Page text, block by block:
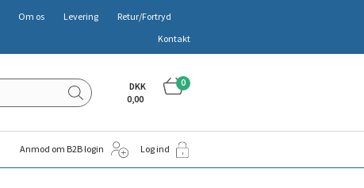
Om os Levering
Retur/Fortryd
Kontakt
0
DKK
0,00
Anmod om B2B login Log ind